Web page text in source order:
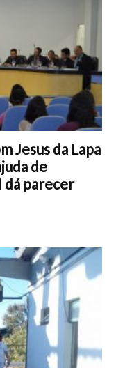
Jesus da Lapa
de
dá parecer